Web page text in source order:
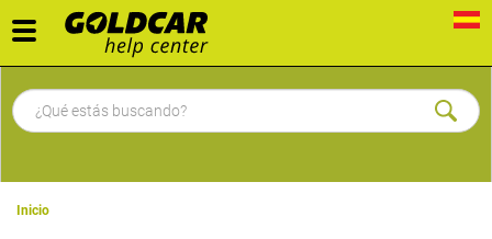
Toggle
navigation
Inicio